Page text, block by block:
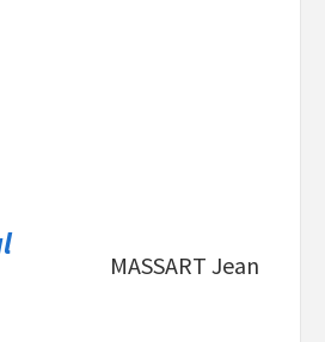
MASSART Jean